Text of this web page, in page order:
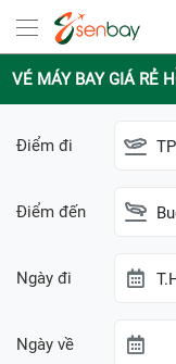
VÉ MÁY BAY GIÁ RẺ
Điểm đi
Điểm đến
Ngày đi
Ngày về